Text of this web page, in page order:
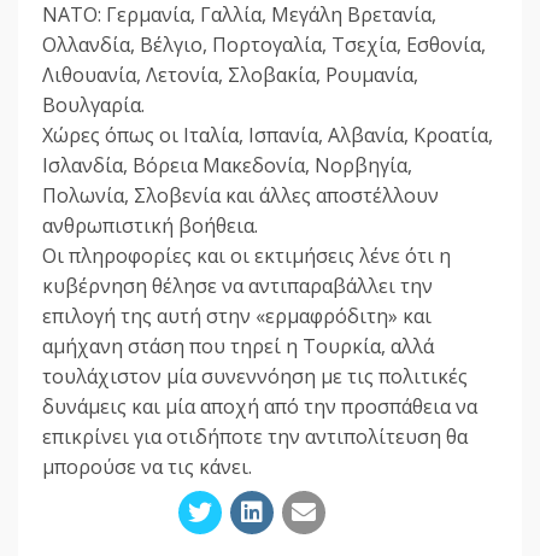
ΝΑΤΟ: Γερμανία, Γαλλία, Μεγάλη Βρετανία,
Ολλανδία, Βέλγιο, Πορτογαλία, Τσεχία, Εσθονία,
Λιθουανία, Λετονία, Σλοβακία, Ρουμανία,
Βουλγαρία.
Χώρες όπως οι Ιταλία, Ισπανία, Αλβανία, Κροατία,
Ισλανδία, Βόρεια Μακεδονία, Νορβηγία,
Πολωνία, Σλοβενία και άλλες αποστέλλουν
ανθρωπιστική βοήθεια.
Οι πληροφορίες και οι εκτιμήσεις λένε ότι η
κυβέρνηση θέλησε να αντιπαραβάλλει την
επιλογή της αυτή στην «ερμαφρόδιτη» και
αμήχανη στάση που τηρεί η Τουρκία, αλλά
τουλάχιστον μία συνεννόηση με τις πολιτικές
δυνάμεις και μία αποχή από την προσπάθεια να
επικρίνει για οτιδήποτε την αντιπολίτευση θα
μπορούσε να τις κάνει.